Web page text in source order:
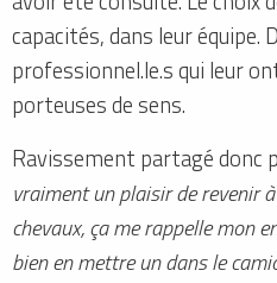
capacités, dans leur équipe.
professionnel.le.s qui leur
porteuses de sens.
Ravissement partagé donc
vraiment un plaisir de revenir
chevaux, ça me rappelle mon
bien en mettre un dans le